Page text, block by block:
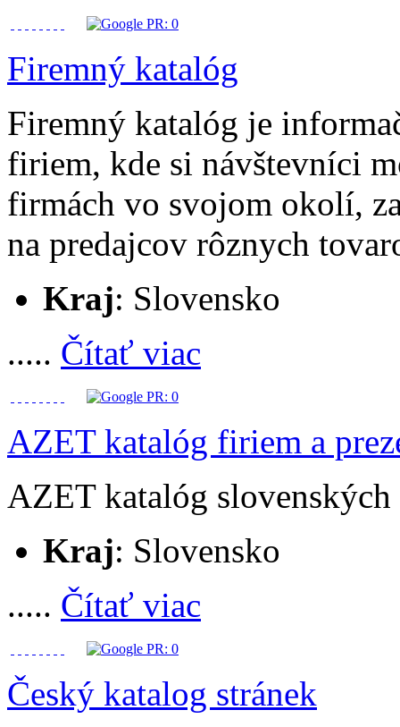
Firemný katalóg
Firemný katalóg je
firiem, kde si návštevníci
firmách vo svojom okolí,
na predajcov rôznych
Kraj: Slovensko
..... Čítať viac
AZET katalóg firiem a
AZET katalóg
Kraj: Slovensko
..... Čítať viac
Český katalog stránek